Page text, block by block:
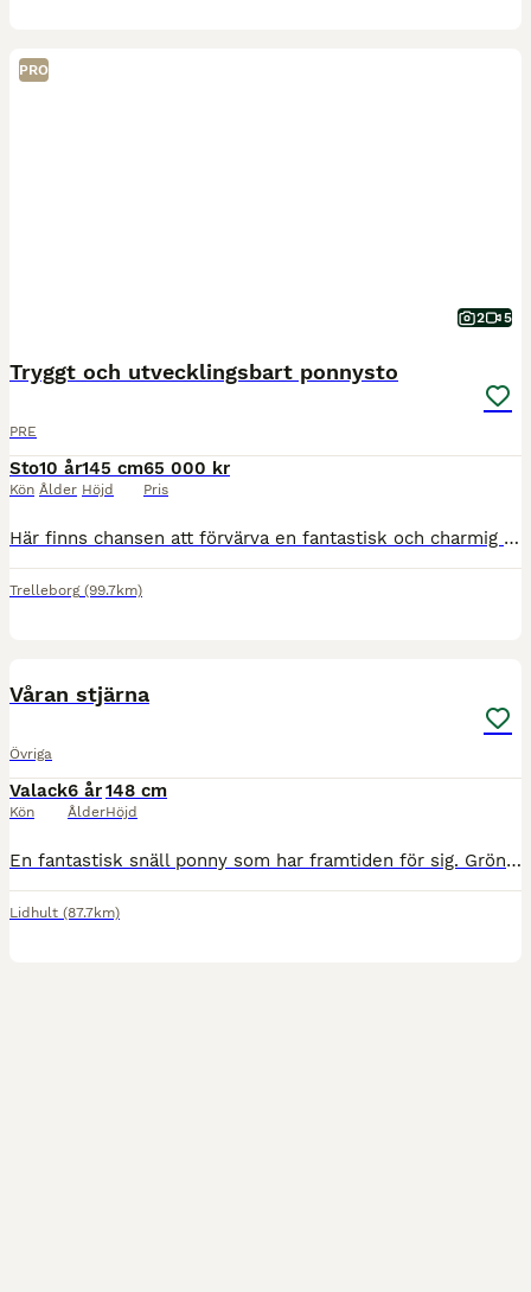
PRO
2 5
Tryggt och utvecklingsbart ponnysto
PRE
Sto
Kön
10 år
Ålder
145 cm
Höjd
65 000 kr
Pris
​Här finns chansen att förvärva en fantastisk och charmig ponny med hjärtat på rätt ställe! Ett 10-årigt sto (PRE-korsning enligt uppgift), hemmamätt till ca 145 cm. Spanskt pass, tilläggsregistrerad
Trelleborg (99.7km)
Våran stjärna
Övriga
Valack
Kön
6 år
Ålder
148 cm
Höjd
En fantastisk snäll ponny som har framtiden för sig. Grön i ridningen men hänger med på allt. Varit på dressyrtävling, distanstävling, fälttävlans träning, nån Pay and jump. Snäll i all hantering, lät
Lidhult (87.7km)